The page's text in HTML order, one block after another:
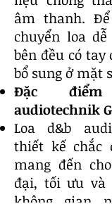
âm thanh.
chuyển loa
bên đều có
bổ sung ở mặt
Đặc
audiotechnik
Loa d&b
thiết kế chắc
mang đến
đại, tối ưu và
không gian